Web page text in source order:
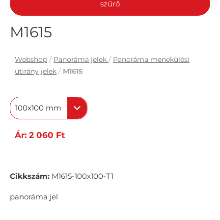
szűrő
M1615
Webshop / Panoráma jelek / Panoráma menekülési
útirány jelek / M1615
100x100 mm
Ár: 2 060 Ft
Cikkszám: M1615-100x100-T1
panoráma jel